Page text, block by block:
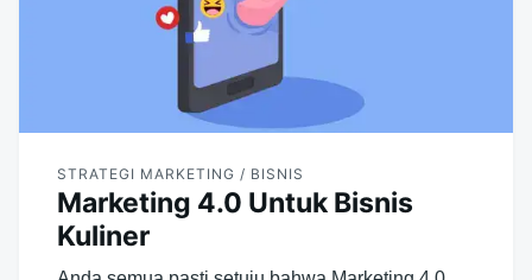
STRATEGI MARKETING / BISNIS
Marketing 4.0 Untuk Bisnis
Kuliner